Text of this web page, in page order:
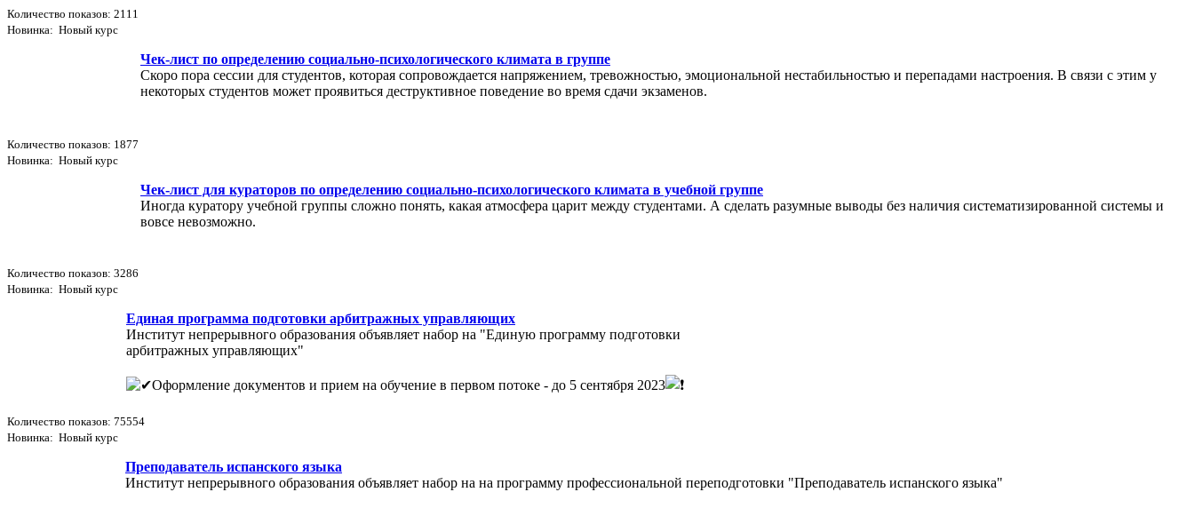
Количество показов: 2111
Новинка: Новый курс
Чек-лист по определению социально-психологического климата в группе
Скоро пора сессии для студентов, которая сопровождается напряжением, тревожностью, эмоциональной нестабильностью и перепадами настроения. В связи с этим у
некоторых студентов может проявиться деструктивное поведение во время сдачи экзаменов.
Количество показов: 1877
Новинка: Новый курс
Чек-лист для кураторов по определению социально-психологического климата в учебной группе
Иногда куратору учебной группы сложно понять, какая атмосфера царит между студентами. А сделать разумные выводы без наличия систематизированной системы и
вовсе невозможно.
Количество показов: 3286
Новинка: Новый курс
Единая программа подготовки арбитражных управляющих
Институт непрерывного образования объявляет набор на "Единую программу подготовки
арбитражных управляющих"
Оформление документов и прием на обучение в первом потоке - до 5 сентября 2023
Количество показов: 75554
Новинка: Новый курс
Преподаватель испанского языка
Институт непрерывного образования объявляет набор на на программу профессиональной переподготовки "Преподаватель испанского языка"